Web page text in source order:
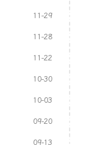
11-29
11-28
11-22
10-30
10-03
09-20
09-13